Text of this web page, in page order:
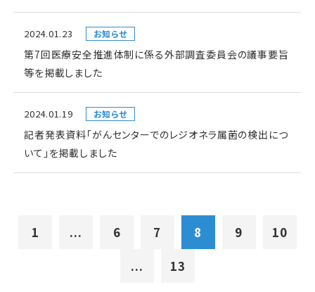
2024.01.23 お知らせ
第7回医療安全推進体制に係る外部調査委員会の議事要旨
等を掲載しました
2024.01.19 お知らせ
記者発表資料「がんセンターでのレジオネラ属菌の検出につ
いて」を掲載しました
1 ... 6 7 8 9
10
...
13